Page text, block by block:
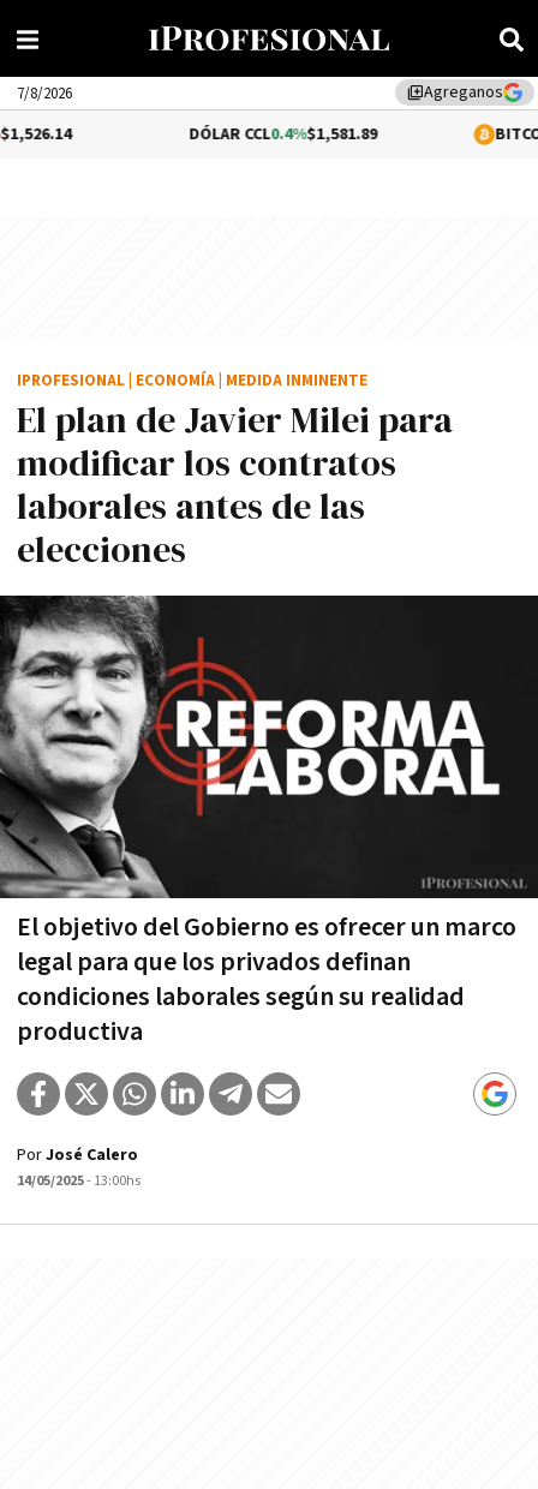
library_addAgreganos
7/8/2026
0.4%$1,581.89 BITCOIN0.66%
El plan de Javier Milei para
modificar los contratos
laborales antes de las
elecciones
El objetivo del Gobierno es ofrecer un marco
legal para que los privados definan
condiciones laborales según su realidad
productiva
IPROFESIONAL ECONOMÍA MEDIDA INMINENTE
PorJosé Calero
14/05/2025- 13:00hs